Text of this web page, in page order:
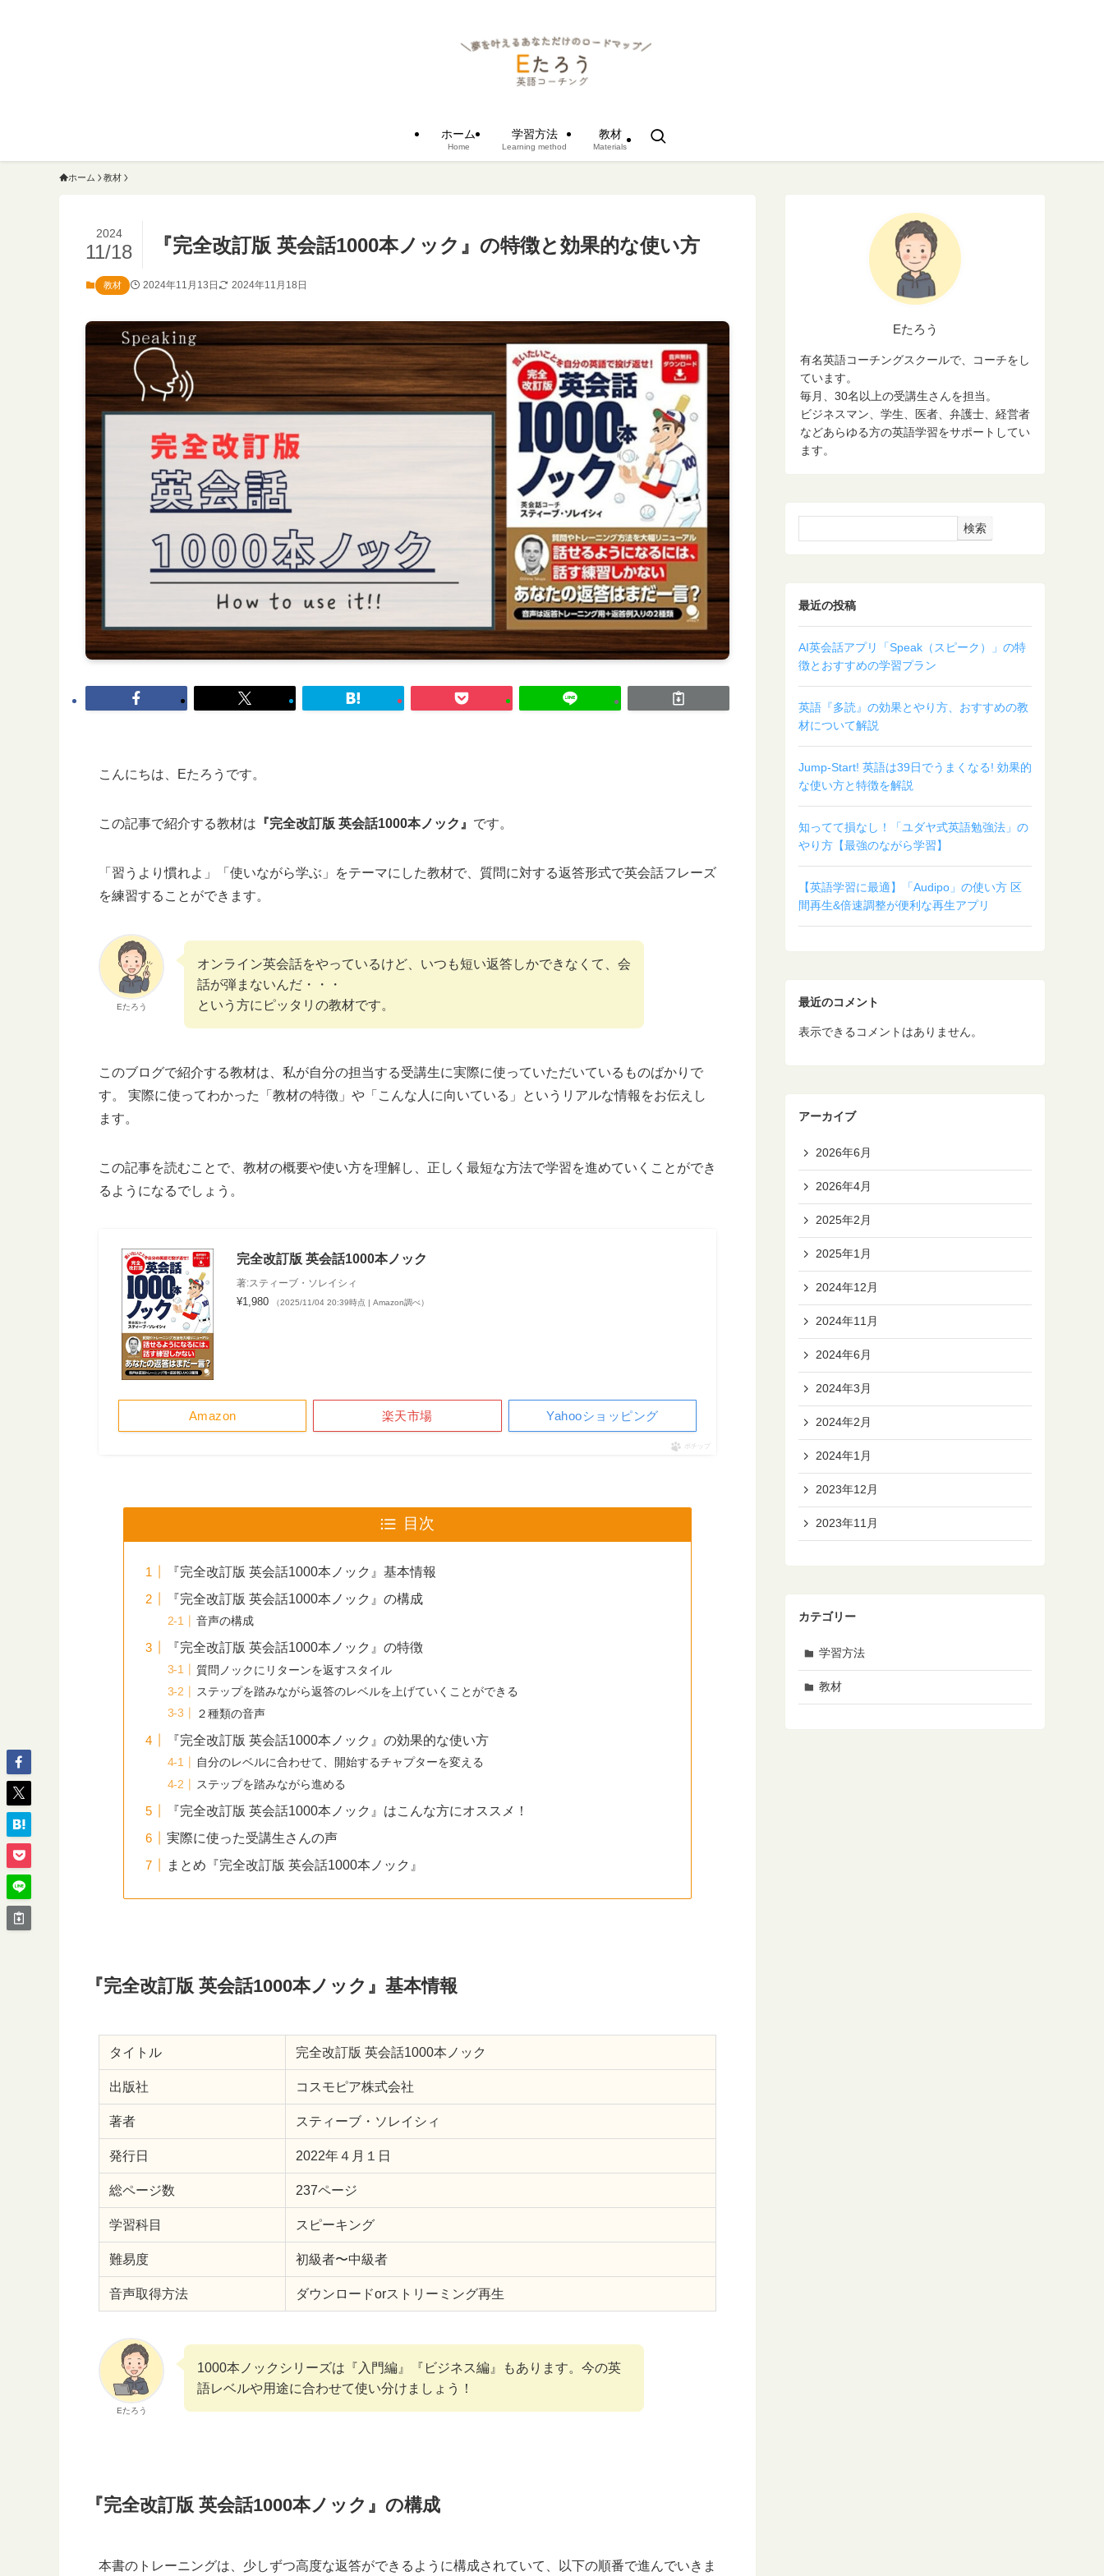
ホーム
Home
学習方法
Learning method
教材
Materials
ホーム 教材
『完全改訂版 英会話1000本ノック』の特徴と効果的な使い方
2024
11/18
教材 2024年11月13日 2024年11月18日
こんにちは、Eたろうです。
この記事で紹介する教材は 『完全改訂版 英会話1000本ノック』 です。
「習うより慣れよ」「使いながら学ぶ」をテーマにした教材で、質問に対する返答形式で英会話フレーズ
を練習することができます。
Eたろう
オンライン英会話をやっているけど、いつも短い返答しかできなくて、会
話が弾まないんだ・・・
という方にピッタリの教材です。
このブログで紹介する教材は、私が自分の担当する受講生に実際に使っていただいているものばかりで
す。 実際に使ってわかった「教材の特徴」や「こんな人に向いている」というリアルな情報をお伝えし
ます。
この記事を読むことで、教材の概要や使い方を理解し、正しく最短な方法で学習を進めていくことができ
るようになるでしょう。
完全改訂版 英会話1000本ノック
著:スティーブ・ソレイシィ
¥1,980 （2025/11/04 20:39時点 | Amazon調べ）
Amazon 楽天市場 Yahooショッピング
ポチップ
目次
『完全改訂版 英会話1000本ノック』基本情報
『完全改訂版 英会話1000本ノック』の構成
音声の構成
『完全改訂版 英会話1000本ノック』の特徴
質問ノックにリターンを返すスタイル
ステップを踏みながら返答のレベルを上げていくことができる
２種類の音声
『完全改訂版 英会話1000本ノック』の効果的な使い方
自分のレベルに合わせて、開始するチャプターを変える
ステップを踏みながら進める
『完全改訂版 英会話1000本ノック』はこんな方にオススメ！
実際に使った受講生さんの声
まとめ『完全改訂版 英会話1000本ノック』
『完全改訂版 英会話1000本ノック』基本情報
タイトル 完全改訂版 英会話1000本ノック
出版社 コスモピア株式会社
著者 スティーブ・ソレイシィ
発行日 2022年４月１日
総ページ数 237ページ
学習科目 スピーキング
難易度 初級者〜中級者
音声取得方法 ダウンロードorストリーミング再生
Eたろう
1000本ノックシリーズは『入門編』『ビジネス編』もあります。今の英
語レベルや用途に合わせて使い分けましょう！
『完全改訂版 英会話1000本ノック』の構成
本書のトレーニングは、少しずつ高度な返答ができるように構成されていて、以下の順番で進んでいきま
Eたろう
有名英語コーチングスクールで、コーチをし
ています。
毎月、30名以上の受講生さんを担当。
ビジネスマン、学生、医者、弁護士、経営者
などあらゆる方の英語学習をサポートしてい
ます。
検索
最近の投稿
AI英会話アプリ「Speak（スピーク）」の特
徴とおすすめの学習プラン
英語『多読』の効果とやり方、おすすめの教
材について解説
Jump-Start! 英語は39日でうまくなる! 効果的
な使い方と特徴を解説
知ってて損なし！「ユダヤ式英語勉強法」の
やり方【最強のながら学習】
【英語学習に最適】「Audipo」の使い方 区
間再生&倍速調整が便利な再生アプリ
最近のコメント
表示できるコメントはありません。
アーカイブ
2026年6月
2026年4月
2025年2月
2025年1月
2024年12月
2024年11月
2024年6月
2024年3月
2024年2月
2024年1月
2023年12月
2023年11月
カテゴリー
学習方法
教材